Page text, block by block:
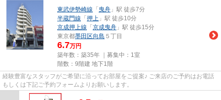
東武伊勢崎線 「 曳舟 」駅 徒歩7分
半蔵門線 「 押上 」駅 徒歩10分
京成押上線 「 京成曳舟 」駅 徒歩15分
東京都墨田区向島 ５丁目
6.7万円
築年数：築35年 ｜募集中： 1室
階数：9階建 地下1階
経験豊富なスタッフがご希望に沿ってお部屋をご提案♪ ご来店のご予約はお電話
もしくは下記ご予約フォームよりお願いします。